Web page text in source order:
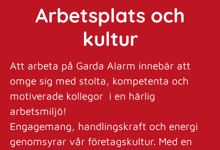
Arbetsplats och
kultur
Att arbeta på Garda Alarm innebär att
omge sig med stolta, kompetenta och
motiverade kollegor i en härlig
arbetsmiljö!
Engagemang, handlingskraft och energi
genomsyrar vår företagskultur. Med en